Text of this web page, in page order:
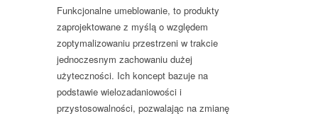
Funkcjonalne umeblowanie, to produkty
zaprojektowane z myślą o względem
zoptymalizowaniu przestrzeni w trakcie
jednoczesnym zachowaniu dużej
użyteczności. Ich koncept bazuje na
podstawie wielozadaniowości i
przystosowalności, pozwalając na zmianę